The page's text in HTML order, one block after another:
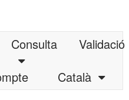
Consulta
Validació
Català